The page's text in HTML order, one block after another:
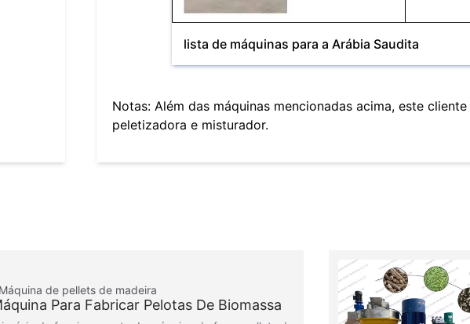
lista de máquinas para a Arábia Saudita
Notas: Além das máquinas mencionadas acima, este
peletizadora e misturador.
Máquina de pellets de madeira
Para Fabricar Pelotas De Biomassa